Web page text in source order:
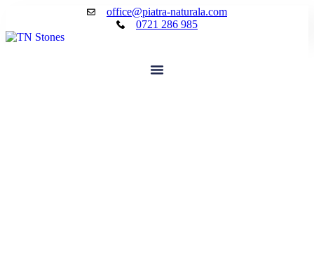
conținut
office@piatra-naturala.com
0721 286 985